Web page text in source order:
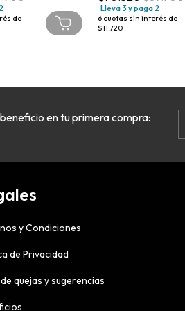
de
Lleva 3 y paga 2
6 cuotas sin interés de
$11.720
en tu primera compra:
y Condiciones
de Privacidad
quejas y sugerencias